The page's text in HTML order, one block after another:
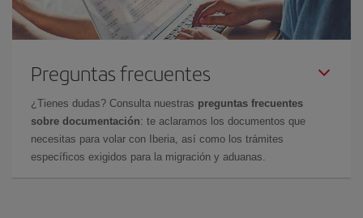
Preguntas frecuentes
¿Tienes dudas? Consulta nuestras preguntas frecuentes
sobre documentación: te aclaramos los documentos que
necesitas para volar con Iberia, así como los trámites
específicos exigidos para la migración y aduanas.